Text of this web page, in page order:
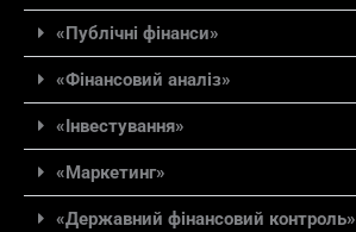
«Публічні фінанси»
«Фінансовий аналіз»
«Інвестування»
«Маркетинг»
«Державний фінансовий контроль»